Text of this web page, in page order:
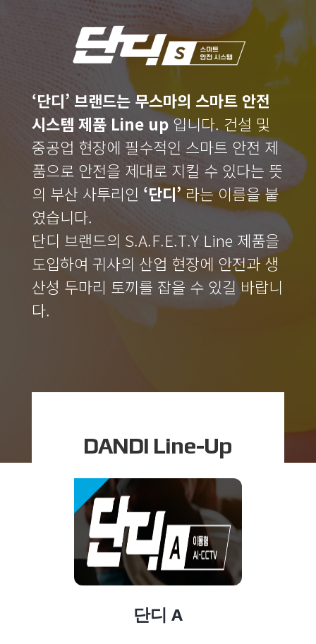
‘단디’ 브랜드는 무스마의 스마트 안전
시스템 제품 Line up입니다.​ 건설 및
중공업 현장에 필수적인 스마트 안전 제
품으로 안전을 제대로 지킬 수 있다는 뜻
의 부산 사투리인 ‘단디’라는 이름을 붙
였습니다.​
단디 브랜드의 S.A.F.E.T.Y Line 제품을
도입하여 귀사의 산업 현장에 안전과 생
산성 두마리 토끼를 잡을 수 있길 바랍니
다.
DANDI Line-Up
단디 A